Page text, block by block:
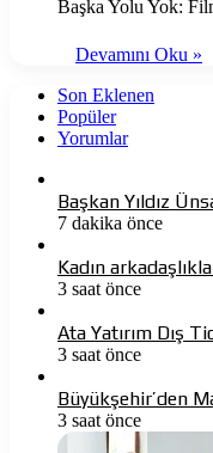
Başka Yolu Yok:
Devamını Oku »
Son Eklenen
Popüler
Yorumlar
Başkan Yıldız
7 dakika önce
Kadın
3 saat önce
Ata Yatırım Dış
3 saat önce
Büyükşehir’den
3 saat önce